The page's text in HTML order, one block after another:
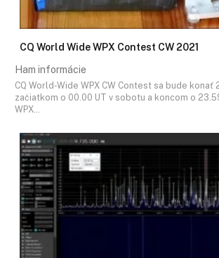
CQ World Wide WPX Contest CW 2021
Ham informácie
CQ World-Wide WPX CW Contest sa bude konať
začiatkom o 00.00 UT v sobotu a koncom o
WPX…